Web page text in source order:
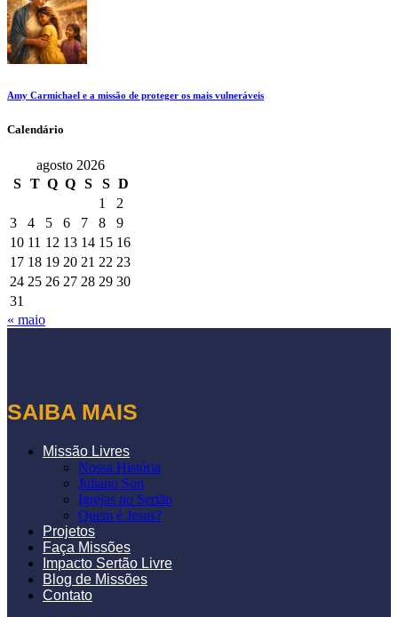
Amy Carmichael e a missão de proteger os mais vulneráveis
Calendário
agosto 2026
S
T Q Q S S D
1
2
3
4 5 6 7 8
9
10 11 12 13 14 15 16
17 18 19 20 21 22 23
24 25 26 27 28 29 30
31
« maio
SAIBA MAIS
Missão Livres
Nossa História
Juliano Son
Igrejas no Sertão
Quem é Jesus?
Projetos
Faça Missões
Impacto Sertão Livre
Blog de Missões
Contato